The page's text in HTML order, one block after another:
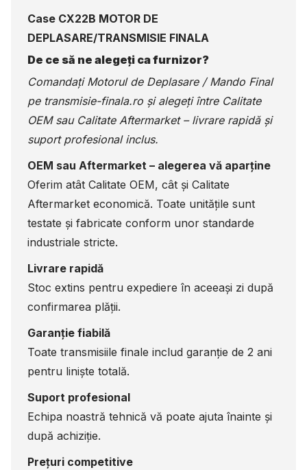
Case CX22B MOTOR DE
DEPLASARE/TRANSMISIE FINALA
De ce să ne alegeți ca furnizor?
Comandați Motorul de Deplasare / Mando Final
pe transmisie-finala.ro și alegeți între Calitate
OEM sau Calitate Aftermarket – livrare rapidă și
suport profesional inclus.
OEM sau Aftermarket – alegerea vă aparține
Oferim atât Calitate OEM, cât și Calitate
Aftermarket economică. Toate unitățile sunt
testate și fabricate conform unor standarde
industriale stricte.
Livrare rapidă
Stoc extins pentru expediere în aceeași zi după
confirmarea plății.
Garanție fiabilă
Toate transmisiile finale includ garanție de 2 ani
pentru liniște totală.
Suport profesional
Echipa noastră tehnică vă poate ajuta înainte și
după achiziție.
Prețuri competitive